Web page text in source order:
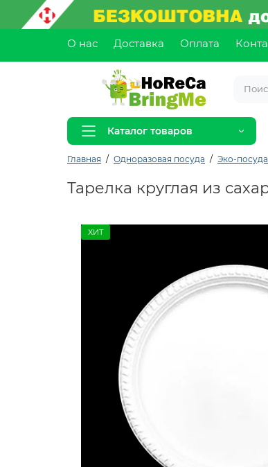
О нас Доставка Оплата
Каталог товаров
Главная Одноразовая посуда Эко-посуда
Тарелка круглая из
ХИТ